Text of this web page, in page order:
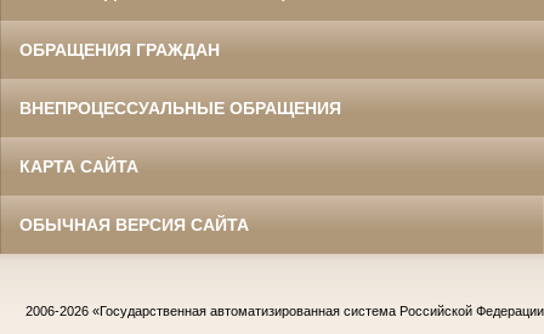
ОБРАЩЕНИЯ ГРАЖДАН
ВНЕПРОЦЕССУАЛЬНЫЕ ОБРАЩЕНИЯ
КАРТА САЙТА
ОБЫЧНАЯ ВЕРСИЯ САЙТА
2006-2026 «Государственная автоматизированная система Российской